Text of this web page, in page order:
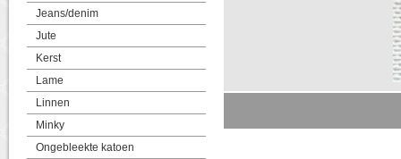
Jeans/denim
Jute
Kerst
Lame
Linnen
Minky
Ongebleekte katoen